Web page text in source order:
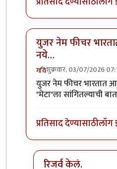
युजर नेम फीचर
नये…
गविशुक्रवार, 03/07/2026
In reply toवाट्सप
युजर नेम फीचर भारतात
"मेटा"ला सांगितल्याची
प्रतिसाद देण्यासाठीलॉग
रिजर्व केलं.